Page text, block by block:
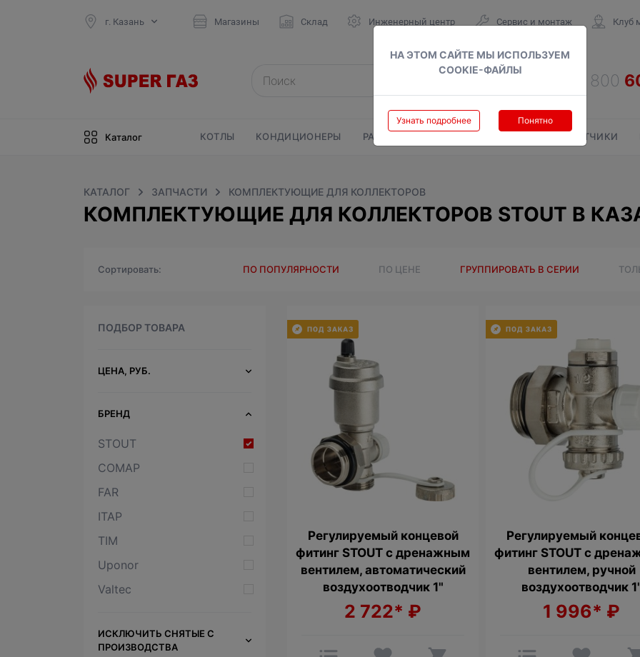
НА ЭТОМ САЙТЕ МЫ ИСПОЛЬЗУЕМ
COOKIE-ФАЙЛЫ
Узнать подробнее Понятно
г. Казань Магазины Склад Инженерный центр Сервис и монтаж Клуб
Каталог КОТЛЫ КОНДИЦИОНЕРЫ РАДИАТОРЫ СЧЕТЧИКИ
КАТАЛОГ ЗАПЧАСТИ КОМПЛЕКТУЮЩИЕ ДЛЯ КОЛЛЕКТОРОВ
КОМПЛЕКТУЮЩИЕ ДЛЯ КОЛЛЕКТОРОВ STOUT В
Сортировать ПО ПОПУЛЯРНОСТИ ПО ЦЕНЕ ГРУППИРОВАТЬ В СЕРИИ
ПОДБОР ТОВАРА
ЦЕНА, РУБ.
БРЕНД
STOUT
COMAP
FAR
ITAP
TIM
Uponor
Valtec
ИСКЛЮЧИТЬ СНЯТЫЕ С
ПРОИЗВОДСТВА
Регулируемый концевой
фитинг STOUT с дренажным
вентилем, автоматический
воздухоотводчик 1"
2 722* ₽
Регулируемый
фитинг STOUT с
вентилем, ручной
воздухоотводчик
1 996* ₽